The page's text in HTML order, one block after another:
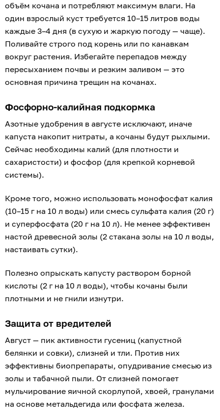
объём кочана и потребляют максимум влаги. На
один взрослый куст требуется 10–15 литров воды
каждые 3–4 дня (в сухую и жаркую погоду — чаще).
Поливайте строго под корень или по канавкам
вокруг растения. Избегайте перепадов между
пересыханием почвы и резким заливом — это
основная причина трещин на кочанах.
Фосфорно-калийная подкормка
Азотные удобрения в августе исключают, иначе
капуста накопит нитраты, а кочаны будут рыхлыми.
Сейчас необходимы калий (для плотности и
сахаристости) и фосфор (для крепкой корневой
системы).
Кроме того, можно использовать монофосфат калия
(10–15 г на 10 л воды) или смесь сульфата калия (20 г)
и суперфосфата (20 г на 10 л). Не менее эффективен
настой древесной золы (2 стакана золы на 10 л воды,
настаивать сутки).
Полезно опрыскать капусту раствором борной
кислоты (2 г на 10 л воды), чтобы кочаны были
плотными и не гнили изнутри.
Защита от вредителей
Август — пик активности гусениц (капустной
белянки и совки), слизней и тли. Против них
эффективны биопрепараты, опудривание смесью из
золы и табачной пыли. От слизней помогает
мульчирование яичной скорлупой, хвоей, гранулами
на основе метальдегида или фосфата железа.